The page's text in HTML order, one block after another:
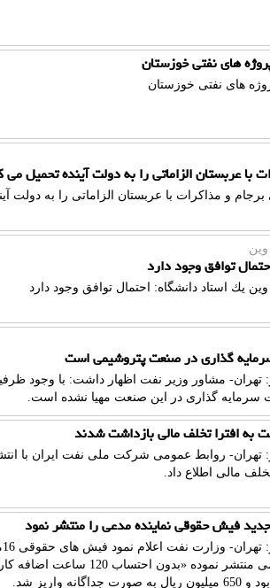
های نفتی خوزستان
های نفتی خوزستان
با عربستان الزاماتی را به دولت آینده تحمیل می
و مذاكرات با عربستان الزاماتی را به دولت
وین
توافق وجود دارد
یك استاد دانشگاه: احتمال توافق وجود دارد
گذاری در صنعت پتروشیمی است
تهران- مشاور وزیر نفت اظهار داشت: با وجود
سرمایه گذاری در این صنعت مهیا نشده است.
به افترا تخلف مالی بازداشت شدند
تهران- روابط عمومی شركت ملی نفت ایران با
مالی اطلاع داد.
فیش حقوقی نماینده مدعی را منتشر نمود
مجلس شورای اسلامی منتشر
واریز شد.